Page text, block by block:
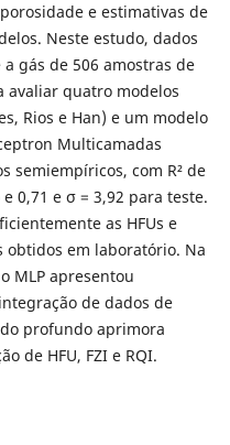
e estimativas de
Neste estudo, dados
gás de 506 amostras de
avaliar quatro modelos
Rios e Han) e um modelo
Multicamadas
semiempíricos, com R² de
0,71 e σ = 3,92 para teste.
as HFUs e
obtidos em laboratório. Na
MLP apresentou
de dados de
profundo aprimora
de HFU, FZI e RQI.